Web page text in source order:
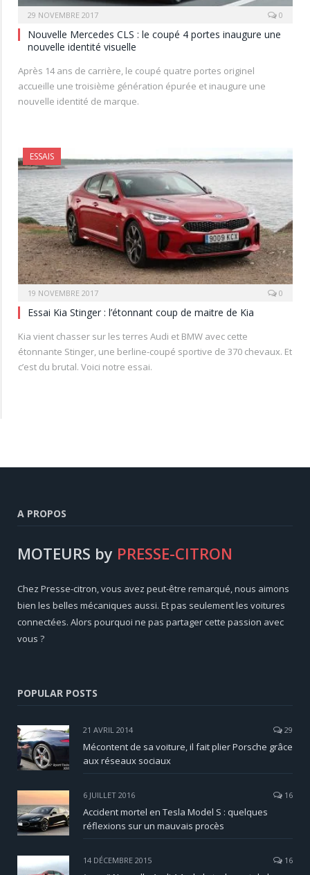
29 NOVEMBRE 2017 0
Nouvelle Mercedes CLS : le coupé 4 portes inaugure une
nouvelle identité visuelle
Après 14 ans de carrière, le coupé quatre portes originel
accueille une troisième génération épurée et inaugure une
nouvelle identité de marque.
ESSAIS
19 NOVEMBRE 2017 0
Essai Kia Stinger : l’étonnant coup de maitre de Kia
Kia vient chasser sur les terres Audi et BMW avec cette
étonnante Stinger, une berline-coupé sportive de 370 chevaux. Et
c’est du brutal. Voici notre essai.
A PROPOS
MOTEURS by PRESSE-CITRON
Chez Presse-citron, vous avez peut-être remarqué, nous aimons
bien les belles mécaniques aussi. Et pas seulement les voitures
connectées. Alors pourquoi ne pas partager cette passion avec
vous ?
POPULAR POSTS
21 AVRIL 2014 29
Mécontent de sa voiture, il fait plier Porsche grâce
aux réseaux sociaux
6 JUILLET 2016 16
Accident mortel en Tesla Model S : quelques
réflexions sur un mauvais procès
14 DÉCEMBRE 2015 16